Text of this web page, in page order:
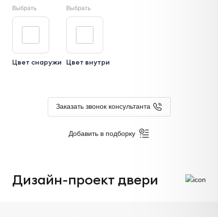
Выбрать
Цвет снаружи
Выбрать
Цвет внутри
Заказать звонок консультанта
Дизайн-проект двери